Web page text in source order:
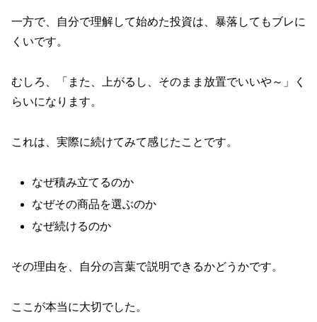
一方で、自分で理解して始めた投資は、暴落してもブレに
くいです。
むしろ、「また、上がるし、そのまま放置でいいや～」く
らいになります。
これは、実際に続けてみて感じたことです。
なぜ積み立てるのか
なぜその商品を選ぶのか
なぜ続けるのか
その理由を、自分の言葉で説明できるかどうかです。
ここが本当に大切でした。